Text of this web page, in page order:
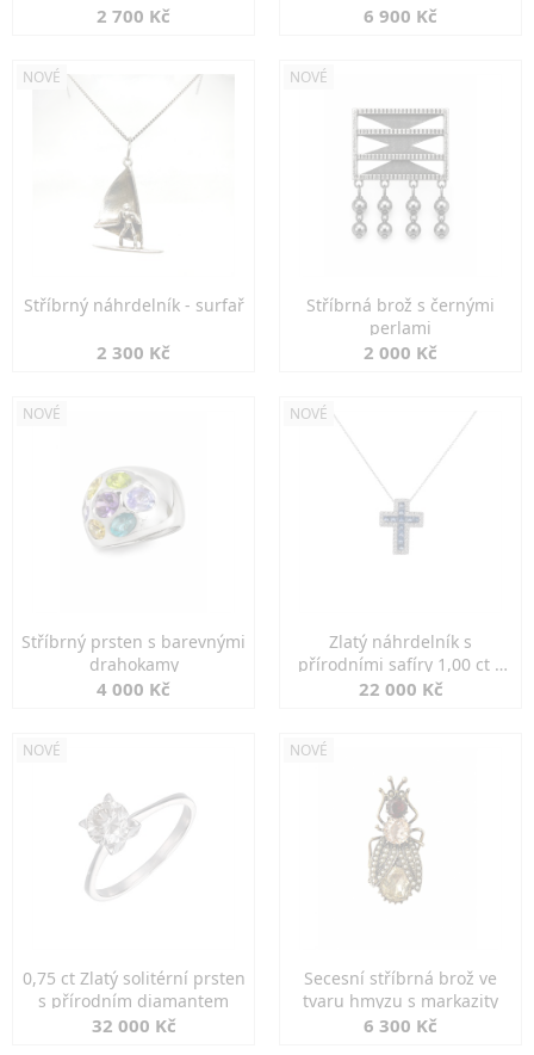
2 700 Kč 6 900 Kč
NOVÉ
Stříbrný náhrdelník - surfař
2 300 Kč
NOVÉ
Stříbrná brož s černými
perlami
2 000 Kč
NOVÉ
Stříbrný prsten s barevnými
drahokamy
4 000 Kč
NOVÉ
Zlatý náhrdelník s
přírodními safíry 1,00 ct a
diamanty
22 000 Kč
NOVÉ
0,75 ct Zlatý solitérní prsten
s přírodním diamantem
32 000 Kč
NOVÉ
Secesní stříbrná brož ve
tvaru hmyzu s markazity
6 300 Kč